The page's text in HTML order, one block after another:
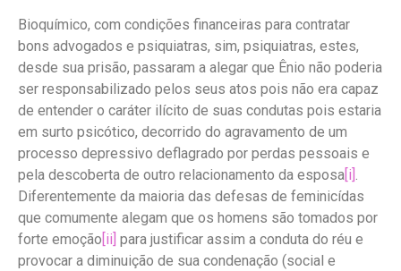
Bioquímico, com condições financeiras para contratar
bons advogados e psiquiatras, sim, psiquiatras, estes,
desde sua prisão, passaram a alegar que Ênio não poderia
ser responsabilizado pelos seus atos pois não era capaz
de entender o caráter ilícito de suas condutas pois estaria
em surto psicótico, decorrido do agravamento de um
processo depressivo deflagrado por perdas pessoais e
pela descoberta de outro relacionamento da esposa [i] .
Diferentemente da maioria das defesas de feminicídas
que comumente alegam que os homens são tomados por
forte emoção [ii] para justificar assim a conduta do réu e
provocar a diminuição de sua condenação (social e